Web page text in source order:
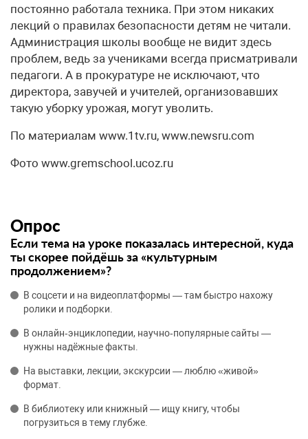
постоянно работала техника. При этом никаких
лекций о правилах безопасности детям не читали.
Администрация школы вообще не видит здесь
проблем, ведь за учениками всегда присматривали
педагоги. А в прокуратуре не исключают, что
директора, завучей и учителей, организовавших
такую уборку урожая, могут уволить.
По материалам www.1tv.ru, www.newsru.com
Фото www.gremschool.ucoz.ru
Опрос
Если тема на уроке показалась интересной, куда
ты скорее пойдёшь за «культурным
продолжением»?
В соцсети и на видеоплатформы — там быстро нахожу
ролики и подборки.
В онлайн‑энциклопедии, научно‑популярные сайты —
нужны надёжные факты.
На выставки, лекции, экскурсии — люблю «живой»
формат.
В библиотеку или книжный — ищу книгу, чтобы
погрузиться в тему глубже.